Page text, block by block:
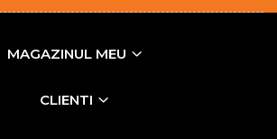
MAGAZINUL MEU
CLIENTI